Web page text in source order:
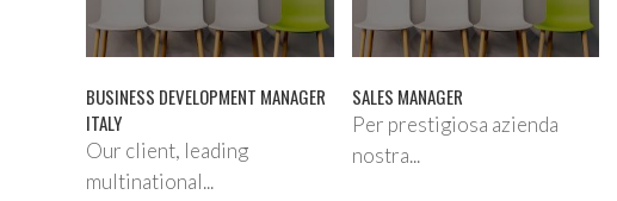
BUSINESS DEVELOPMENT MANAGER
ITALY
Our client, leading
multinational...
SALES MANAGER
Per prestigiosa azienda
nostra...